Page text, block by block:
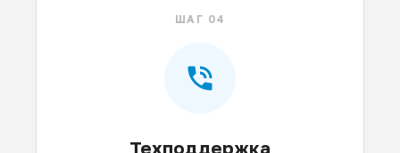
ШАГ 04
Техподдержка